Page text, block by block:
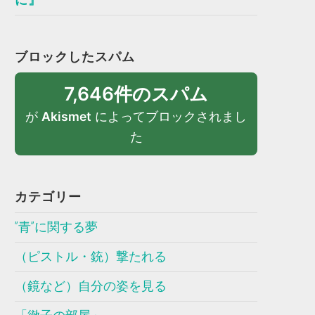
ブロックしたスパム
7,646件のスパム
が Akismet によってブロックされまし
た
カテゴリー
”青”に関する夢
（ピストル・銃）撃たれる
（鏡など）自分の姿を見る